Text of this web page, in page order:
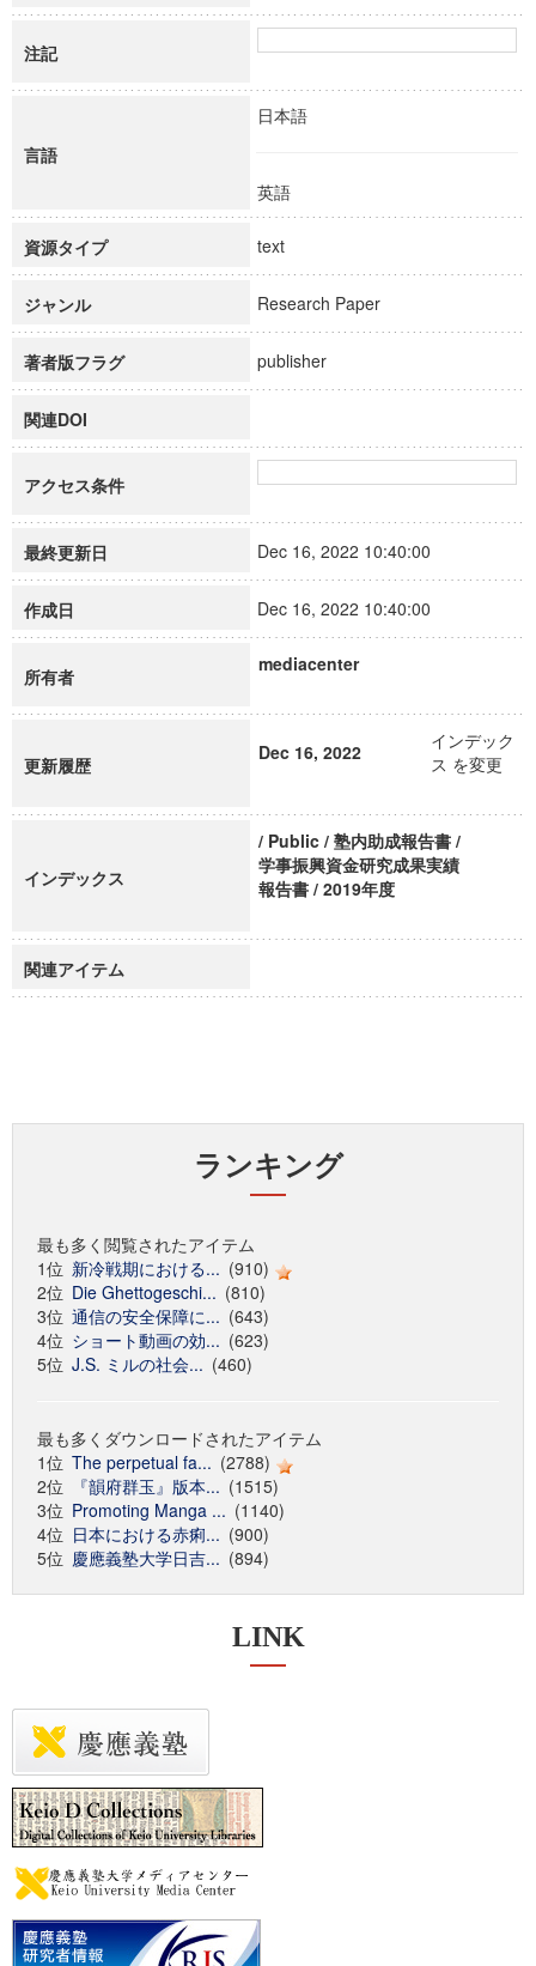
注記
言語
日本語
英語
資源タイプ text
ジャンル Research Paper
著者版フラグ publisher
関連DOI
アクセス条件
最終更新日 Dec 16, 2022 10:40:00
作成日 Dec 16, 2022 10:40:00
所有者
mediacenter
更新履歴
Dec 16, 2022
インデック
ス を変更
インデックス
/ Public / 塾内助成報告書 /
学事振興資金研究成果実績
報告書 / 2019年度
関連アイテム
ランキング
最も多く閲覧されたアイテム
1位 新冷戦期における... (910)
2位 Die Ghettogeschi... (810)
3位 通信の安全保障に... (643)
4位 ショート動画の効... (623)
5位 J.S. ミルの社会... (460)
最も多くダウンロードされたアイテム
1位 The perpetual fa... (2788)
2位
『韻府群玉』版本... (1515)
3位 Promoting Manga ... (1140)
4位 日本における赤痢... (900)
5位 慶應義塾大学日吉... (894)
LINK